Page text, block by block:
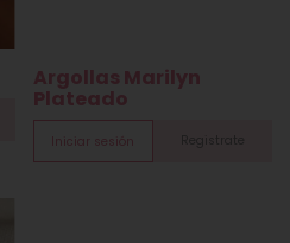
Argollas Marilyn
Plateado
Iniciar sesión